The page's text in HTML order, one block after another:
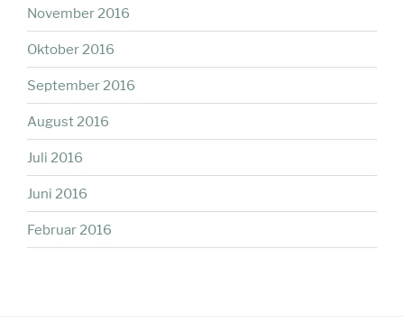
November 2016
Oktober 2016
September 2016
August 2016
Juli 2016
Juni 2016
Februar 2016